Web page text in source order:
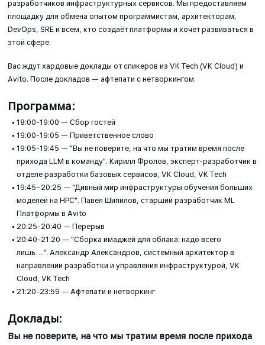
разработчиков инфраструктурных сервисов. Мы предоставляем
площадку для обмена опытом программистам, архитекторам,
DevOps, SRE и всем, кто создаёт платформы и хочет развиваться в
этой сфере.
Вас ждут хардовые доклады от спикеров из VK Tech (VK Cloud) и
Avito. После докладов — афтепати с нетворкингом.
Программа:
18:00-19:00 — Сбор гостей
19:00-19:05 — Приветственное слово
19:05-19:45 — "Вы не поверите, на что мы тратим время после
прихода LLM в команду". Кирилл Фролов, эксперт-разработчик в
отделе разработки базовых сервисов, VK Cloud, VK Tech
19:45–20:25 — "Дивный мир инфраструктуры обучения больших
моделей на HPC". Павел Шипилов, старший разработчик ML
Платформы в Avito
20:25-20:40 — Перерыв
20:40-21:20 — "Сборка имаджей для облака: надо всего
лишь…". Александр Александров, системный архитектор в
направлении разработки и управления инфраструктурой, VK
Cloud, VK Tech
21:20-23:59 — Афтепати и нетворкинг
Доклады:
Вы не поверите, на что мы тратим время после прихода